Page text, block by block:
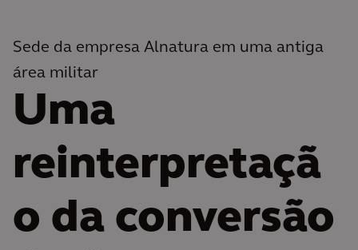
Sede da empresa Alnatura em uma antiga
área militar
Uma
reinterpretaçã
o da conversão